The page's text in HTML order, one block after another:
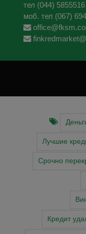
тел (044) 5855516
моб. тел (067)
Лучшие
Срочно
Кредит